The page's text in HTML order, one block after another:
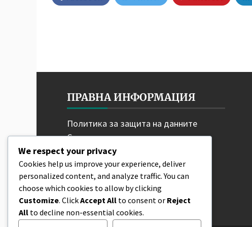
ПРАВНА ИНФОРМАЦИЯ
Политика за защита на данните
Свържете се
Нашата история
Общи условия
Бисквитки и проследяване
We respect your privacy
Cookies help us improve your experience, deliver
personalized content, and analyze traffic. You can
choose which cookies to allow by clicking
Customize. ClickAccept All to consent or Reject
All to decline non-essential cookies.